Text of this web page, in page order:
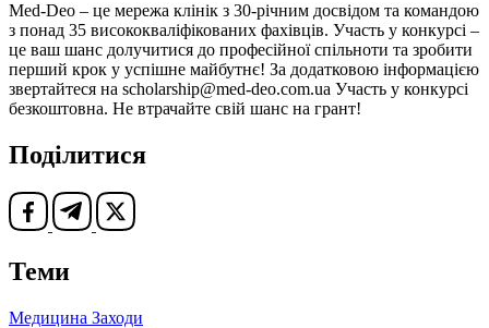
Med-Deo – це мережа клінік з 30-річним досвідом та командою
з понад 35 висококваліфікованих фахівців. Участь у конкурсі –
це ваш шанс долучитися до професійної спільноти та зробити
перший крок у успішне майбутнє! За додатковою інформацією
звертайтеся на scholarship@med-deo.com.ua Участь у конкурсі
безкоштовна. Не втрачайте свій шанс на грант!
Поділитися
Теми
Медицина Заходи